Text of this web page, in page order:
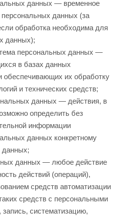
данных — временное
данных (за
обработка необходима для
данных);
персональных данных —
в базах данных
обеспечивающих их обработку
и технических средств;
данных — действия, в
определить без
информации
данных конкретному
данных;
данных — любое действие
действий (операций),
средств автоматизации
средств с персональными
систематизацию,